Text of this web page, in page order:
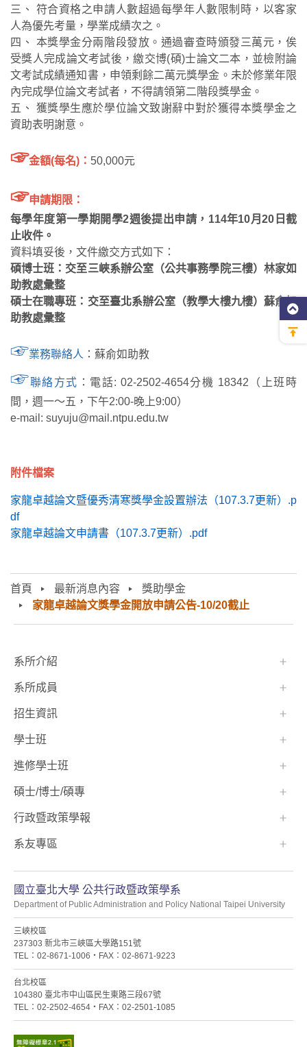
首頁 最新消息內容
獎助學金
家龍卓越論文獎學金開放申請公告-10/20截止
三、 符合資格之申請人數超過每學年人數限制時，以客家
人為優先考量，學業成績次之。
四、 本獎學金分兩階段發放。通過審查時頒發三萬元，俟
受獎人完成論文考試後，繳交博(碩)士論文二本，並檢附論
文考試成績通知書，申領剩餘二萬元獎學金。未於修業年限
內完成學位論文考試者，不得請領第二階段獎學金。
五、 獲獎學生應於學位論文致謝辭中對於獲得本獎學金之
資助表明謝意。
☞金額(每名)： 50,000元
☞申請期限：
每學年度第一學期開學2週後提出申請，114年10月20日截
止收件。
資料填妥後，文件繳交方式如下：
碩博士班：交至三峽系辦公室（公共事務學院三樓）林家如
助教處彙整
碩士在職專班：交至臺北系辦公室（教學大樓九樓）蘇俞如
助教處彙整
☞業務聯絡人 ：蘇俞如助教
☞聯絡方式 ：電話: 02-2502-4654分機 18342（上班時
間，週一～五，下午2:00-晚上9:00）
e-mail: suyuju@mail.ntpu.edu.tw
附件檔案
家龍卓越論文暨優秀清寒獎學金設置辦法（107.3.7更新）.p
df
家龍卓越論文申請書（107.3.7更新）.pdf
:::
國立臺北大學 公共行政暨政策學系
Department of Public Administration and Policy National Taipei University
三峽校區
237303 新北市三峽區大學路151號
TEL：02-8671-1006・FAX：02-8671-9223
台北校區
104380 臺北市中山區民生東路三段67號
TEL：02-2502-4654・FAX：02-2501-1085
系所介紹
系所成員
招生資訊
學士班⠀⠀
進修學士班
碩士/博士/碩專
行政暨政策學報
系友專區